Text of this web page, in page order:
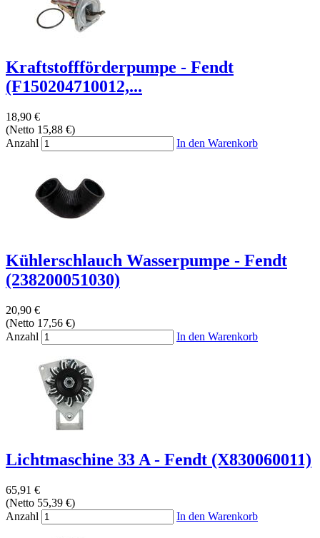
Kraftstoffförderpumpe - Fendt
(F150204710012,...
18,90 €
(Netto 15,88 €)
Anzahl
In den Warenkorb
Kühlerschlauch Wasserpumpe - Fendt
(238200051030)
20,90 €
(Netto 17,56 €)
Anzahl
In den Warenkorb
Lichtmaschine 33 A - Fendt (X830060011)
65,91 €
(Netto 55,39 €)
Anzahl
In den Warenkorb